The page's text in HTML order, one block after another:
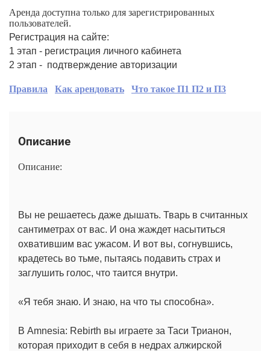
Аренда доступна только для зарегистрированных
пользователей.
Регистрация на сайте:
1 этап - регистрация личного кабинета
2 этап - подтверждение авторизации
Правила Как арендовать Что такое П1 П2 и П3
Описание
Описание:
Вы не решаетесь даже дышать. Тварь в считанных
сантиметрах от вас. И она жаждет насытиться
охватившим вас ужасом. И вот вы, согнувшись,
крадетесь во тьме, пытаясь подавить страх и
заглушить голос, что таится внутри.
«Я тебя знаю. И знаю, на что ты способна».
В Amnesia: Rebirth вы играете за Таси Трианон,
которая приходит в себя в недрах алжирской